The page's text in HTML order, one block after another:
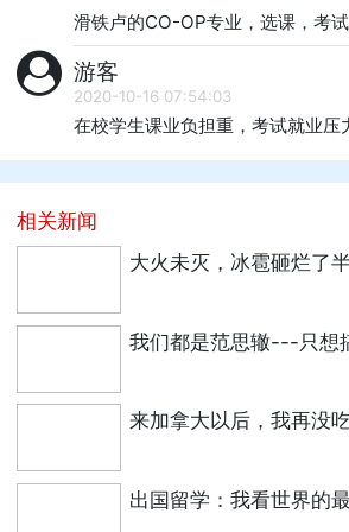
滑铁卢的CO-OP专业，选课，考
游客
2020-10-16 07:54:03
在校学生课业负担重，考试就业压
相关新闻
大火未灭，冰雹砸烂了
我们都是范思辙---只想
来加拿大以后，我再没
出国留学：我看世界的